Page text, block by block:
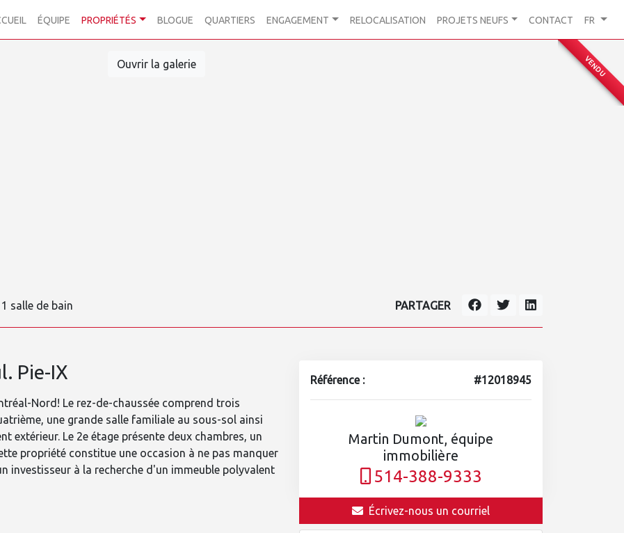
ÉQUIPE PROPRIÉTÉS BLOGUE QUARTIERS ENGAGEMENT RELOCALISATION PROJETS NEUFS CONTACT FR
VENDU
Ouvrir la galerie
1 salle de bain PARTAGER
Pie-IX
Nord! Le rez-de-chaussée comprend trois
une grande salle familiale au sous-sol ainsi
extérieur. Le 2e étage présente deux chambres, un
propriété constitue une occasion à ne pas manquer
investisseur à la recherche d'un immeuble polyvalent
Référence : #12018945
Martin Dumont, équipe
immobilière
514-388-9333
Écrivez-nous un courriel